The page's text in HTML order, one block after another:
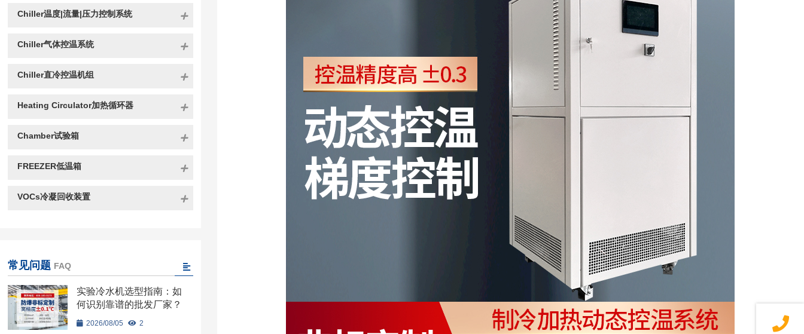
Chiller温度|流量|压力控制系统
Chiller气体控温系统
Chiller直冷控温机组
Heating Circulator加热循环器
Chamber试验箱
FREEZER低温箱
VOCs冷凝回收装置
常见问题 FAQ
实验冷水机选型指南：如
何识别靠谱的批发厂家？
2026/08/05 2